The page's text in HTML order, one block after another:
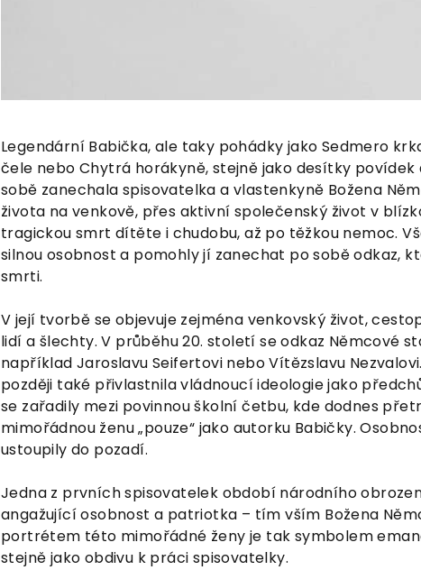
Legendární Babička, ale taky pohádky jako Sedmero
čele nebo Chytrá horákyně, stejně jako desítky
sobě zanechala spisovatelka a vlastenkyně Božena
života na venkově, přes aktivní společenský život v
tragickou smrt dítěte i chudobu, až po těžkou nemoc.
silnou osobnost a pomohly jí zanechat po sobě odkaz,
smrti.
V její tvorbě se objevuje zejména venkovský život,
lidí a šlechty. V průběhu 20. století se odkaz Němcové
například Jaroslavu Seifertovi nebo Vítězslavu
později také přivlastnila vládnoucí ideologie jako
se zařadily mezi povinnou školní četbu, kde dodnes
mimořádnou ženu „pouze“ jako autorku Babičky.
ustoupily do pozadí.
Jedna z prvních spisovatelek období národního
angažující osobnost a patriotka – tím vším Božena
portrétem této mimořádné ženy je tak symbolem
stejně jako obdivu k práci spisovatelky.